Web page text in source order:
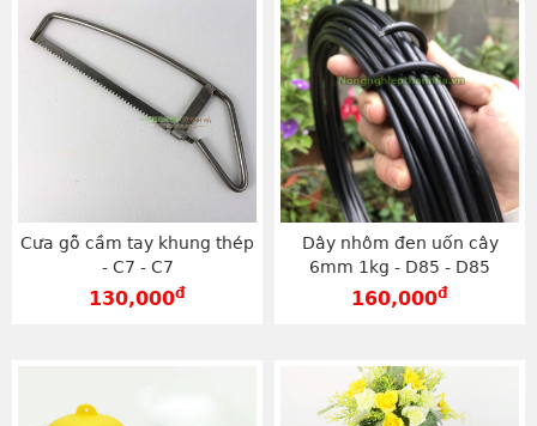
Cưa gỗ cầm tay khung thép
- C7 - C7
130,000đ
Dây nhôm đen uốn cây
6mm 1kg - D85 - D85
160,000đ